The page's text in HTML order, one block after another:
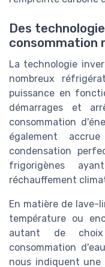
Des
consommation
La technologie
nombreux
puissance en
démarrages et
consommation
également
condensation
frigorigènes
réchauffement
En matière de lave-
température ou
autant de
consommation
nous indiquent une